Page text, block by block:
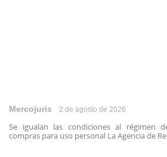
Mercojuris 2 de agosto de 2026
Se igualan las condiciones al régimen
compras para uso personal La Agencia de